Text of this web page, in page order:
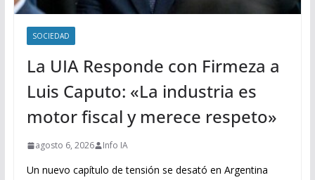
SOCIEDAD
La UIA Responde con Firmeza a
Luis Caputo: «La industria es
motor fiscal y merece respeto»
agosto 6, 2026 Info IA
Un nuevo capítulo de tensión se desató en Argentina